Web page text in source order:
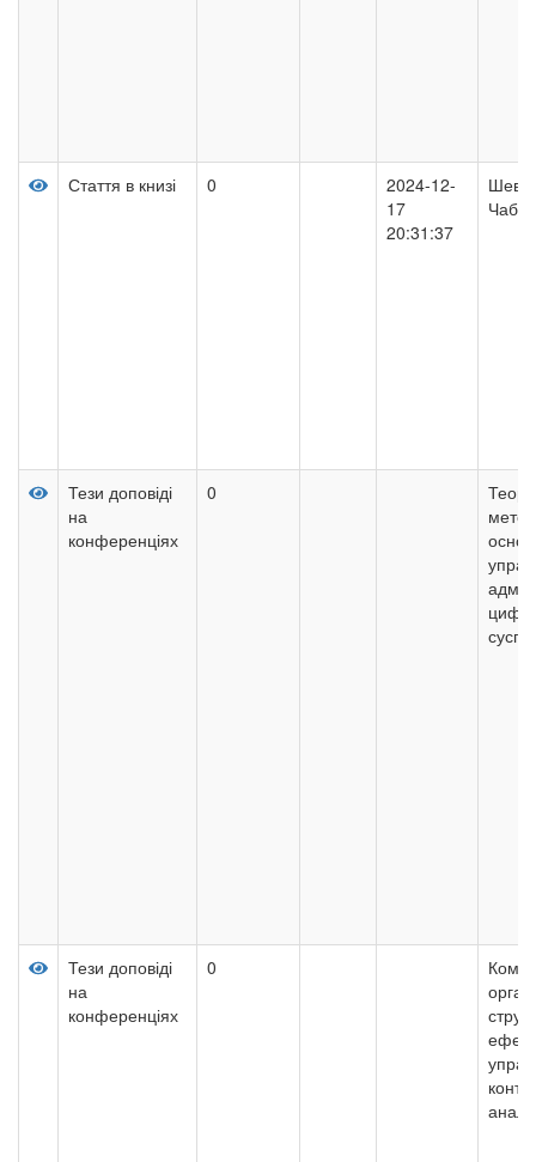
Стаття в книзі 0
2024-12-
17
20:31:37
Тези доповіді
на
конференціях
0
Тези доповіді
на
конференціях
0